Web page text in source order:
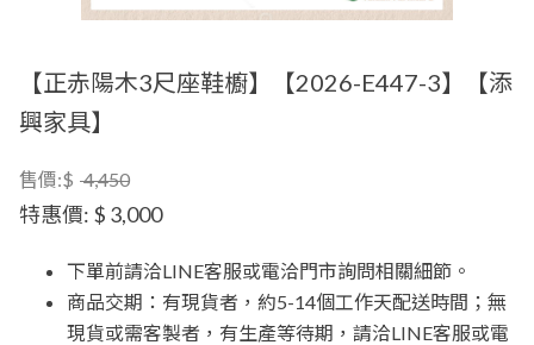
【正赤陽木3尺座鞋櫥】【2026-E447-3】【添
興家具】
售價:$ 4,450
特惠價: $ 3,000
下單前請洽LINE客服或電洽門市詢問相關細節。
商品交期：有現貨者，約5-14個工作天配送時間；無
現貨或需客製者，有生產等待期，請洽LINE客服或電